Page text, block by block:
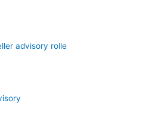
advisory rolle